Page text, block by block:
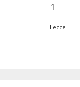
1
Lecce